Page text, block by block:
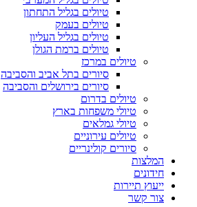
טיולים בגליל התחתון
טיולים בעמק
טיולים בגליל העליון
טיולים ברמת הגולן
טיולים במרכז
סיורים בתל אביב והסביבה
סיורים בירושלים והסביבה
טיולים בדרום
טיולי משפחות בארץ
טיולי גמלאים
טיולים עירוניים
סיורים קולינריים
המלצות
חידונים
ייעוץ תיירות
צור קשר